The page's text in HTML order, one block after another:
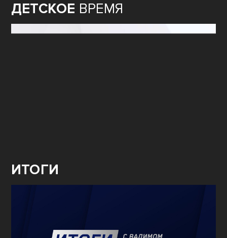
ДЕТСКОЕ ВРЕМЯ
ИТОГИ